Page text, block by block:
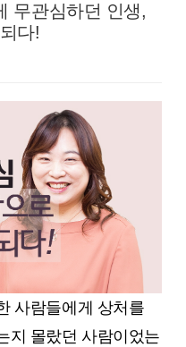
무관심하던 인생,
다!
사람들에게 상처를
지 몰랐던 사람이었는